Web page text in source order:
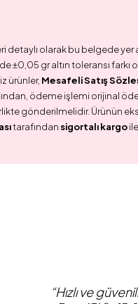
olarak bu belgede yer
gr altın toleransı farkı
ürünler, Mesafeli Satış
ödeme işlemi orijinal
gönderilmelidir. Ürünün
tarafından sigortalı kargo
“Hızlı ve